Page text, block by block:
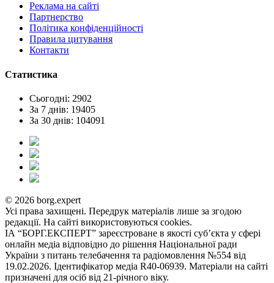
Реклама на сайтi
Партнерство
Політика конфіденційності
Правила цитування
Контакти
Статистика
Сьогодні: 2902
За 7 днів: 19405
За 30 днів: 104091
© 2026 borg.expert
Усі права захищені. Передрук матеріалів лише за згодою
редакції. На сайті використовуються cookies.
ІА “БОРГ.ЕКСПЕРТ” зареєстроване в якості суб’єкта у сфері
онлайн медіа відповідно до рішення Національної ради
України з питань телебачення та радіомовлення №554 від
19.02.2026. Ідентифікатор медіа R40-06939. Матеріали на сайті
призначені для осіб від 21-річного віку.